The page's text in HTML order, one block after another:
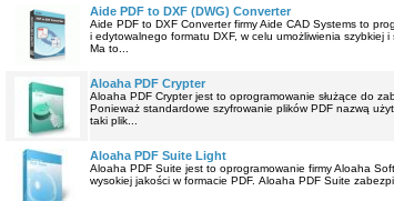
Aide PDF to DXF (DWG) Converter
Aide PDF to DXF Converter firmy Aide CAD Systems to
i edytowalnego formatu DXF, w celu umożliwienia szybkiej
Ma to...
Aloaha PDF Crypter
Aloaha PDF Crypter jest to oprogramowanie służące do
Ponieważ standardowe szyfrowanie plików PDF nazwą
taki plik...
Aloaha PDF Suite Light
Aloaha PDF Suite jest to oprogramowanie firmy Aloaha
wysokiej jakości w formacie PDF. Aloaha PDF Suite